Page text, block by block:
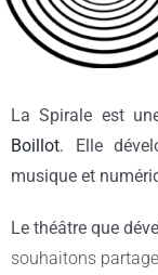
La Spirale est
Boillot. Elle
musique et
Le théâtre que
souhaitons